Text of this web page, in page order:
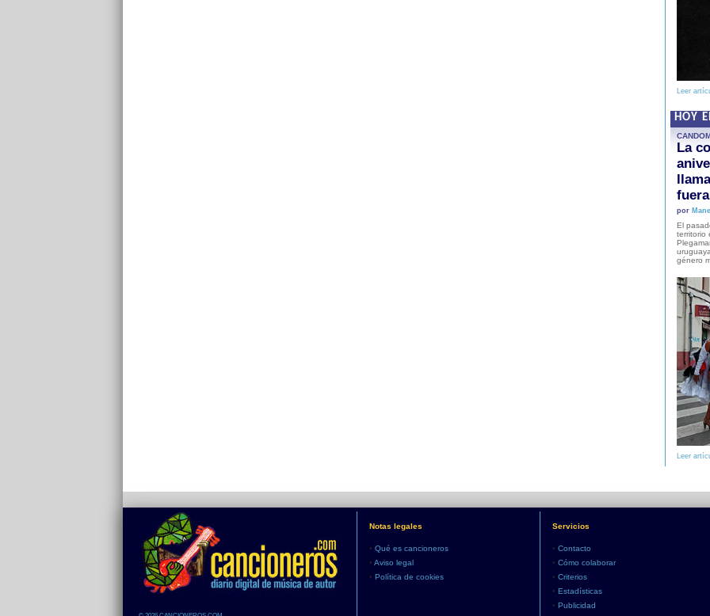
Leer
HOY
La
por
El
territorio
género
Leer
Notas legales
• Qué es cancioneros
• Aviso legal
• Política de cookies
Servicios
• Contacto
• Cómo colaborar
• Criterios
• Estadísticas
• Publicidad